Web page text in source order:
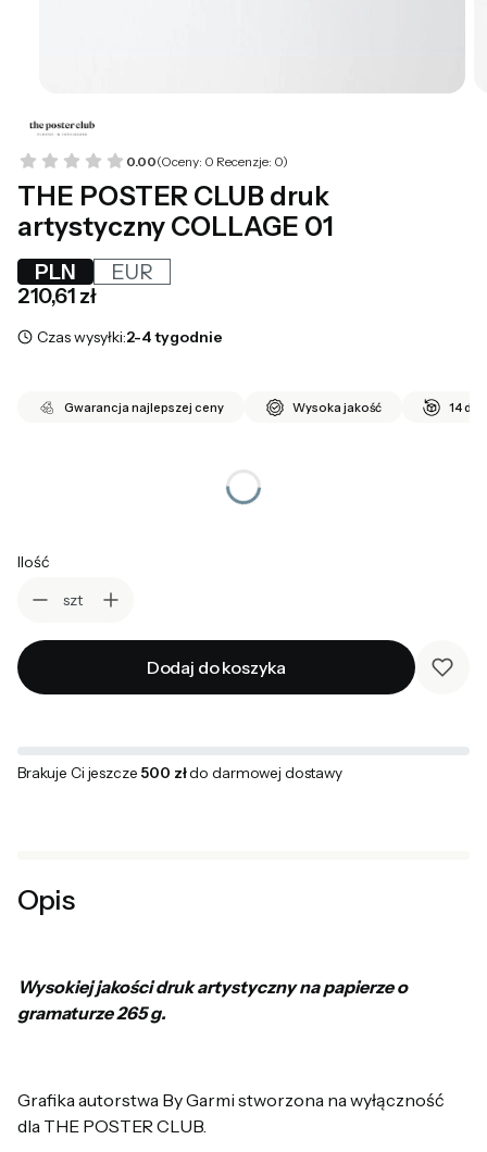
0.00(Oceny: 0 Recenzje: 0)
THE POSTER CLUB druk
artystyczny COLLAGE 01
PLN
EUR
Cena
210,61 zł
Czas wysyłki:2-4 tygodnie
Gwarancja najlepszej ceny Wysoka jakość 14 dni
Ilość
szt
Dodaj do koszyka
Brakuje Ci jeszcze 500 złdo darmowej dostawy
Opis
Wysokiej jakości druk artystyczny na papierze o
gramaturze 265 g.
Grafika autorstwa By Garmi stworzona na wyłączność
dla THE POSTER CLUB.